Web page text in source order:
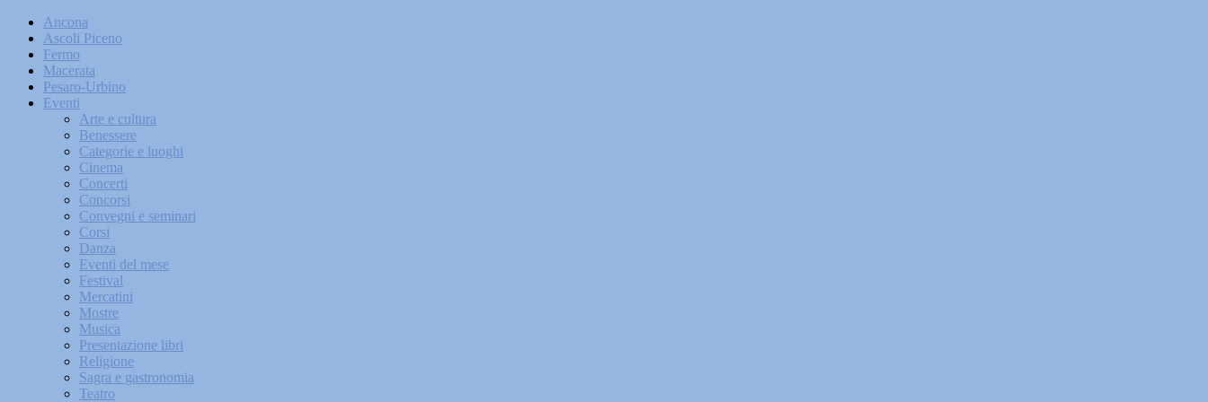
Ancona
Ascoli Piceno
Fermo
Macerata
Pesaro-Urbino
Eventi
Arte e cultura
Benessere
Categorie e luoghi
Cinema
Concerti
Concorsi
Convegni e seminari
Corsi
Danza
Eventi del mese
Festival
Mercatini
Mostre
Musica
Presentazione libri
Religione
Sagra e gastronomia
Teatro